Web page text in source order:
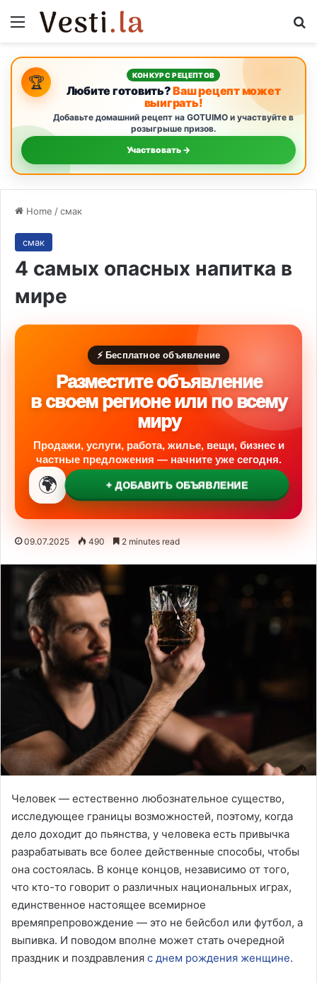
Menu
🏆 КОНКУРС РЕЦЕПТОВ
Любите готовить?Ваш рецепт может
выиграть!
Добавьте домашний рецепт на GOTUIMO и участвуйте в
розыгрыше призов.
Участвовать →
Home /смак
смак
4 самых опасных напитка в
мире
⚡ Бесплатное объявление
Разместите объявление
в своем регионе или по всему
миру
Продажи, услуги, работа, жилье, вещи, бизнес и
частные предложения — начните уже сегодня.
🌍 + ДОБАВИТЬ ОБЪЯВЛЕНИЕ
09.07.2025 490 2 minutes read
Человек — естественно любознательное существо,
исследующее границы возможностей, поэтому, когда
дело доходит до пьянства, у человека есть привычка
разрабатывать все более действенные способы, чтобы
она состоялась. В конце концов, независимо от того,
что кто-то говорит о различных национальных играх,
единственное настоящее всемирное
времяпрепровождение — это не бейсбол или футбол, а
выпивка. И поводом вполне может стать очередной
праздник и поздравления с днем рождения женщине.